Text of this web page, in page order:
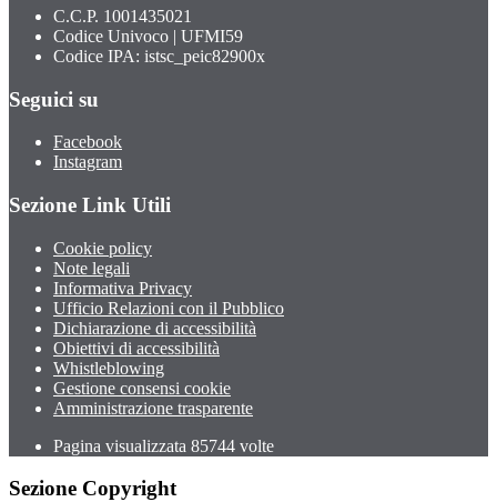
C.C.P. 1001435021
Codice Univoco | UFMI59
Codice IPA: istsc_peic82900x
Seguici su
Facebook
Instagram
Sezione Link Utili
Cookie policy
Note legali
Informativa Privacy
Ufficio Relazioni con il Pubblico
Dichiarazione di accessibilità
Obiettivi di accessibilità
Whistleblowing
Gestione consensi cookie
Amministrazione trasparente
Pagina visualizzata 85744 volte
Sezione Copyright